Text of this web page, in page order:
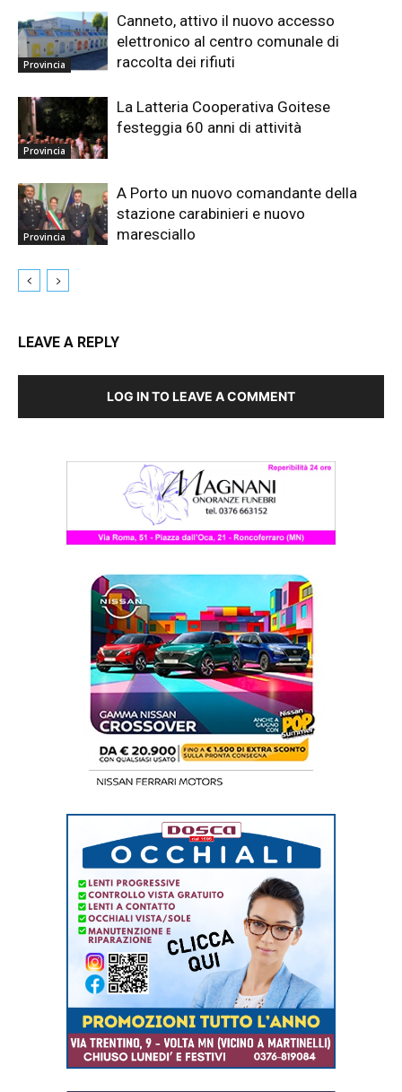
Provincia
Canneto, attivo il nuovo accesso
elettronico al centro comunale di
raccolta dei rifiuti
Provincia
La Latteria Cooperativa Goitese
festeggia 60 anni di attività
Provincia
A Porto un nuovo comandante della
stazione carabinieri e nuovo
maresciallo
LEAVE A REPLY
LOG IN TO LEAVE A COMMENT